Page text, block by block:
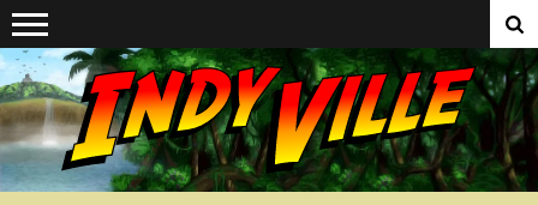
Suoraan sisältöön